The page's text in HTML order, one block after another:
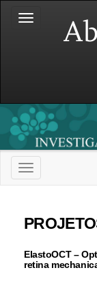
Toggle
navigation
Toggle
navigation
ElastoOCT –
retina